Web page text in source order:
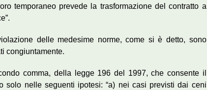
temporaneo prevede la trasformazione del contratto a
delle medesime norme, come si è detto, sono
congiuntamente.
comma, della legge 196 del 1997, che consente il
solo nelle seguenti ipotesi: “a) nei casi previsti dai ceni